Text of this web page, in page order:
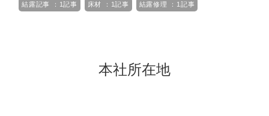
結露記事 ：1記事 床材 ：1記事 結露修理 ：1記事
本社所在地